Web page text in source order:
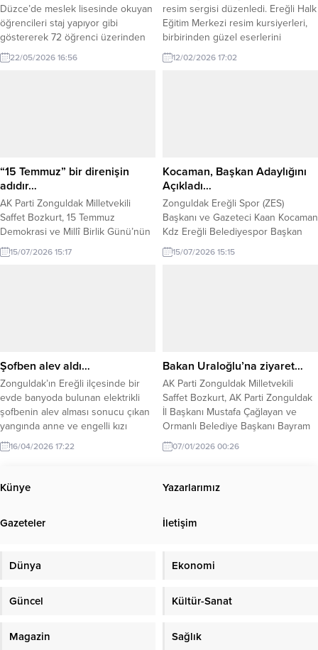
Düzce’de meslek lisesinde okuyan
öğrencileri staj yapıyor gibi
göstererek 72 öğrenci üzerinden
haksız kazanç sağladığı şüphesiyle
gözaltına alınan 21 kişi emniyetteki
haksız yere teşvik, prim ve stajyer
ücreti tahsil edildiği tespit...
22/05/2026 16:56
resim sergisi düzenledi. Ereğli Halk
Eğitim Merkezi resim kursiyerleri,
birbirinden güzel eserlerini
sergilediler. Sergi açılışı yapıldıktan
sonra Halk Eğitim Merkezi
misafirlere teşekkürlerini sundu.
Öğretmenlerin...
12/02/2026 17:02
“15 Temmuz” bir direnişin
adıdır…
AK Parti Zonguldak Milletvekili
Saffet Bozkurt, 15 Temmuz
Demokrasi ve Millî Birlik Günü’nün
10. yıl dönümü dolayısıyla
yayımladığı mesajda, 15 Temmuz’un
Tayyip Erdoğan’ın liderliğinde
milletin gösterdiği kararlı...
15/07/2026 15:17
Kocaman, Başkan Adaylığını
Açıkladı…
Zonguldak Ereğli Spor (ZES)
Başkanı ve Gazeteci Kaan Kocaman
Kdz Ereğli Belediyespor Başkan
adaylığını açıkladı. Mevcut
yönetimin durumunu
açıklamada kulübün borçlarının
mevcut başkan tarafından...
15/07/2026 15:15
Şofben alev aldı…
Zonguldak’ın Ereğli ilçesinde bir
evde banyoda bulunan elektrikli
şofbenin alev alması sonucu çıkan
yangında anne ve engelli kızı
dumandan etkilendi. Olay,
Uzunmehmet Mahallesi
meydana geldi. Edinilen bilgiye
göre, Kezban Yeşilırmak’a ait evde
elektrikli şofben henüz bilinmeyen
16/04/2026 17:22
Bakan Uraloğlu’na ziyaret…
AK Parti Zonguldak Milletvekili
Saffet Bozkurt, AK Parti Zonguldak
İl Başkanı Mustafa Çağlayan ve
Ormanlı Belediye Başkanı Bayram
Başol, Ulaştırma ve Altyapı Bakanı
Abdulkadir Uraloğlu’nu makamında
ziyarette, Zonguldak genelinde
altyapı projeleri ele alındı. Heyet,
07/01/2026 00:26
Künye Yazarlarımız
Gazeteler İletişim
Dünya Ekonomi
Güncel Kültür-Sanat
Magazin Sağlık